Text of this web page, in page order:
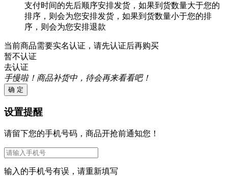
支付时间的先后顺序安排发货，如果到货数量大于您的
排序，则会为您安排发货，如果到货数量小于您的排
序，则会为您安排退款
当前商品需要实名认证，请先认证后再购买
暂不认证
去认证
手慢啦！商品补货中，待会再来看看吧！
确 定
设置提醒
请留下您的手机号码，商品开抢前通知您！
输入的手机号有误，请重新填写